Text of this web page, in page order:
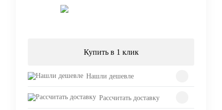
Купить в 1 клик
Нашли дешевле
Рассчитать доставку